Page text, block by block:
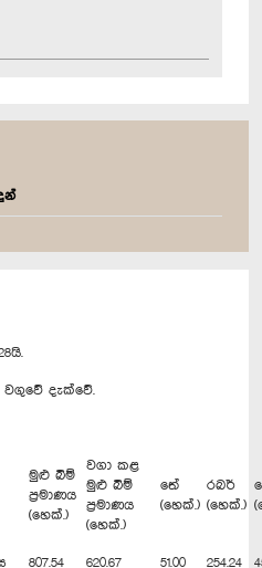
දැක්වේ.
මුළු බිම්
ප්‍රමාණය
(හෙක්.)
වගා කළ
මුළු බිම්
ප්‍රමාණය
(හෙක්.)
තේ
(හෙක්.)
රබර්
(හෙක්.)
807.54 620.67 51.00 254.24